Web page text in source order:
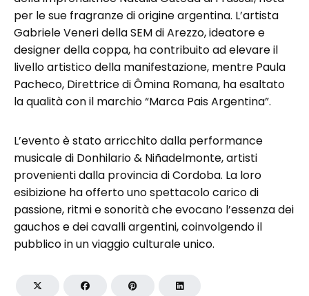
per le sue fragranze di origine argentina. L’artista
Gabriele Veneri della SEM di Arezzo, ideatore e
designer della coppa, ha contribuito ad elevare il
livello artistico della manifestazione, mentre Paula
Pacheco, Direttrice di Ômina Romana, ha esaltato
la qualità con il marchio “Marca Pais Argentina”.
L’evento è stato arricchito dalla performance
musicale di Donhilario & Niñadelmonte, artisti
provenienti dalla provincia di Cordoba. La loro
esibizione ha offerto uno spettacolo carico di
passione, ritmi e sonorità che evocano l’essenza dei
gauchos e dei cavalli argentini, coinvolgendo il
pubblico in un viaggio culturale unico.